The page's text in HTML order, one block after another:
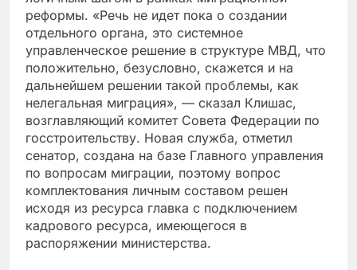
реформы. «Речь не идет пока о создании
отдельного органа, это системное
управленческое решение в структуре МВД, что
положительно, безусловно, скажется и на
дальнейшем решении такой проблемы, как
нелегальная миграция», — сказал Клишас,
возглавляющий комитет Совета Федерации по
госстроительству. Новая служба, отметил
сенатор, создана на базе Главного управления
по вопросам миграции, поэтому вопрос
комплектования личным составом решен
исходя из ресурса главка с подключением
кадрового ресурса, имеющегося в
распоряжении министерства.